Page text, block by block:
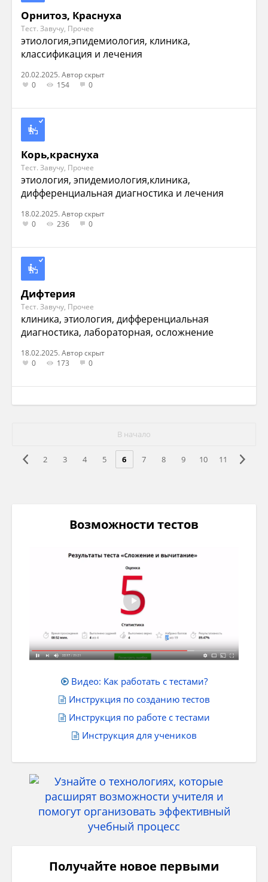
Орнитоз, Краснуха
Тест. Завучу, Прочее
этиология,эпидемиология, клиника,
классификация и лечения
20.02.2025. Автор скрыт
0
154 0
Корь,краснуха
Тест. Завучу, Прочее
этиология, эпидемиология,клиника,
дифференциальная диагностика и лечения
18.02.2025. Автор скрыт
0
236 0
Дифтерия
Тест. Завучу, Прочее
клиника, этиология, дифференциальная
диагностика, лабораторная, осложнение
18.02.2025. Автор скрыт
0
173 0
В начало
2 3 4 5 6 7 8 9 10 11
Возможности тестов
Видео: Как работать с тестами?
Инструкция по созданию тестов
Инструкция по работе с тестами
Инструкция для учеников
Получайте новое первыми